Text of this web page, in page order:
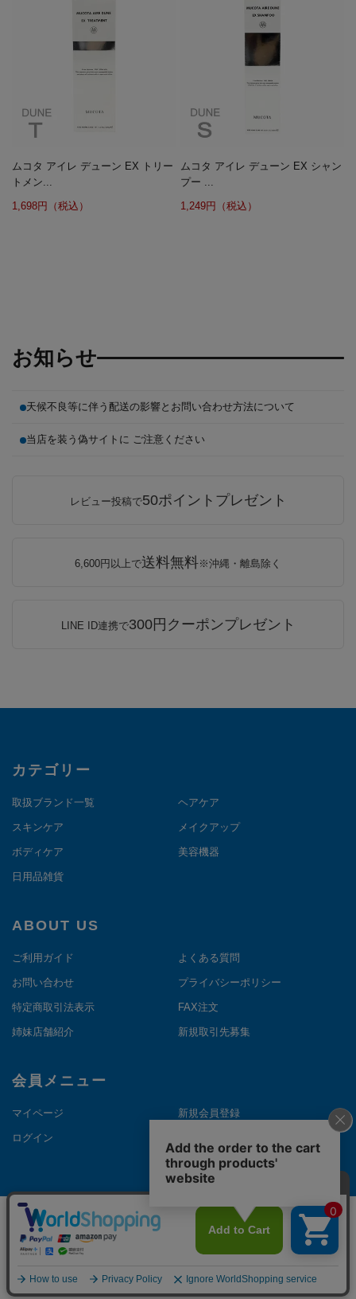
ムコタ アイレ デューン EX トリー
トメン...
1,698円（税込）
ムコタ アイレ デューン EX シャン
プー ...
1,249円（税込）
お知らせ
天候不良等に伴う配送の影響とお問い合わせ方法について
当店を装う偽サイトに ご注意ください
レビュー投稿で50ポイントプレゼント
6,600円以上で送料無料※沖縄・離島除く
LINE ID連携で300円クーポンプレゼント
カテゴリー
取扱ブランド一覧 ヘアケア
スキンケア メイクアップ
ボディケア 美容機器
日用品雑貨
ABOUT US
ご利用ガイド よくある質問
お問い合わせ プライバシーポリシー
特定商取引法表示 FAX注文
姉妹店舗紹介 新規取引先募集
会員メニュー
マイページ 新規会員登録
ログイン
©Copyright NAKANOTHEDIRECT. All Rights Reserved.